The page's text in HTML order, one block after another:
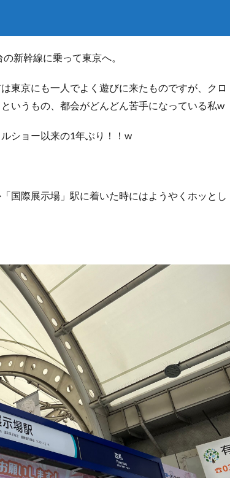
新幹線に乗って東京へ。
東京にも一人でよく遊びに来たものですが、クロ
いうもの、都会がどんどん苦手になっている私w
ショー以来の1年ぶり！！w
国際展示場」駅に着いた時にはようやくホッとし